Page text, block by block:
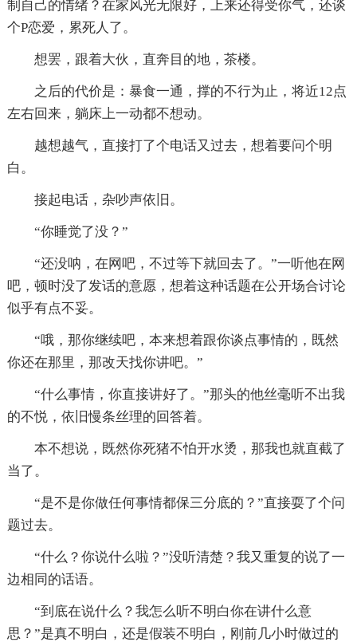
制自己的情绪？在家风光无限好，上来还得受你气，还谈
个P恋爱，累死人了。
想罢，跟着大伙，直奔目的地，茶楼。
之后的代价是：暴食一通，撑的不行为止，将近12点
左右回来，躺床上一动都不想动。
越想越气，直接打了个电话又过去，想着要问个明
白。
接起电话，杂吵声依旧。
“你睡觉了没？”
“还没呐，在网吧，不过等下就回去了。”一听他在网
吧，顿时没了发话的意愿，想着这种话题在公开场合讨论
似乎有点不妥。
“哦，那你继续吧，本来想着跟你谈点事情的，既然
你还在那里，那改天找你讲吧。”
“什么事情，你直接讲好了。”那头的他丝毫听不出我
的不悦，依旧慢条丝理的回答着。
本不想说，既然你死猪不怕开水烫，那我也就直截了
当了。
“是不是你做任何事情都保三分底的？”直接耍了个问
题过去。
“什么？你说什么啦？”没听清楚？我又重复的说了一
边相同的话语。
“到底在说什么？我怎么听不明白你在讲什么意
思？”是真不明白，还是假装不明白，刚前几小时做过的